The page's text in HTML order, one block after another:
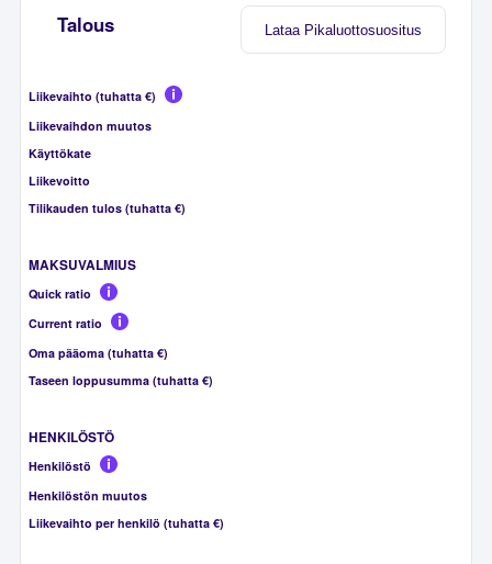
Lataa Pikaluottosuositus
Talous
Liikevaihto (tuhatta €)
Liikevaihdon muutos
Käyttökate
Liikevoitto
Tilikauden tulos (tuhatta €)
MAKSUVALMIUS
Quick ratio
Current ratio
Oma pääoma (tuhatta €)
Taseen loppusumma (tuhatta €)
HENKILÖSTÖ
Henkilöstö
Henkilöstön muutos
Liikevaihto per henkilö (tuhatta €)